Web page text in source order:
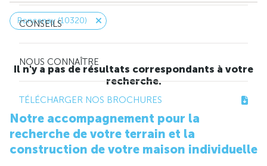
CONSEILS
NOUS CONNAÎTRE
TÉLÉCHARGER NOS BROCHURES
Roncenay (10320)
Il n'y a pas de résultats correspondants à votre
recherche.
Notre accompagnement pour la
recherche de votre terrain et la
construction de votre maison individuelle